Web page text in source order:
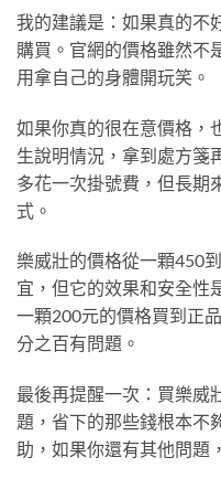
我的建議是：如果真的不
購買。官網的價格雖然不
用拿自己的身體開玩笑。
如果你真的很在意價格，
生說明情況，拿到處方箋
多花一次掛號費，但長期
式。
樂威壯的價格從一顆450
宜，但它的效果和安全性
一顆200元的價格買到正
分之百有問題。
最後再提醒一次：買樂威
題，省下的那些錢根本不
助，如果你還有其他問題